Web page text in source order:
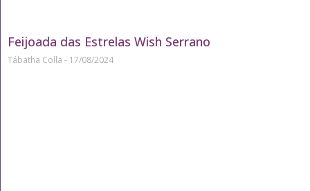
Feijoada das Estrelas Wish Serrano
Tábatha Colla 17/08/2024